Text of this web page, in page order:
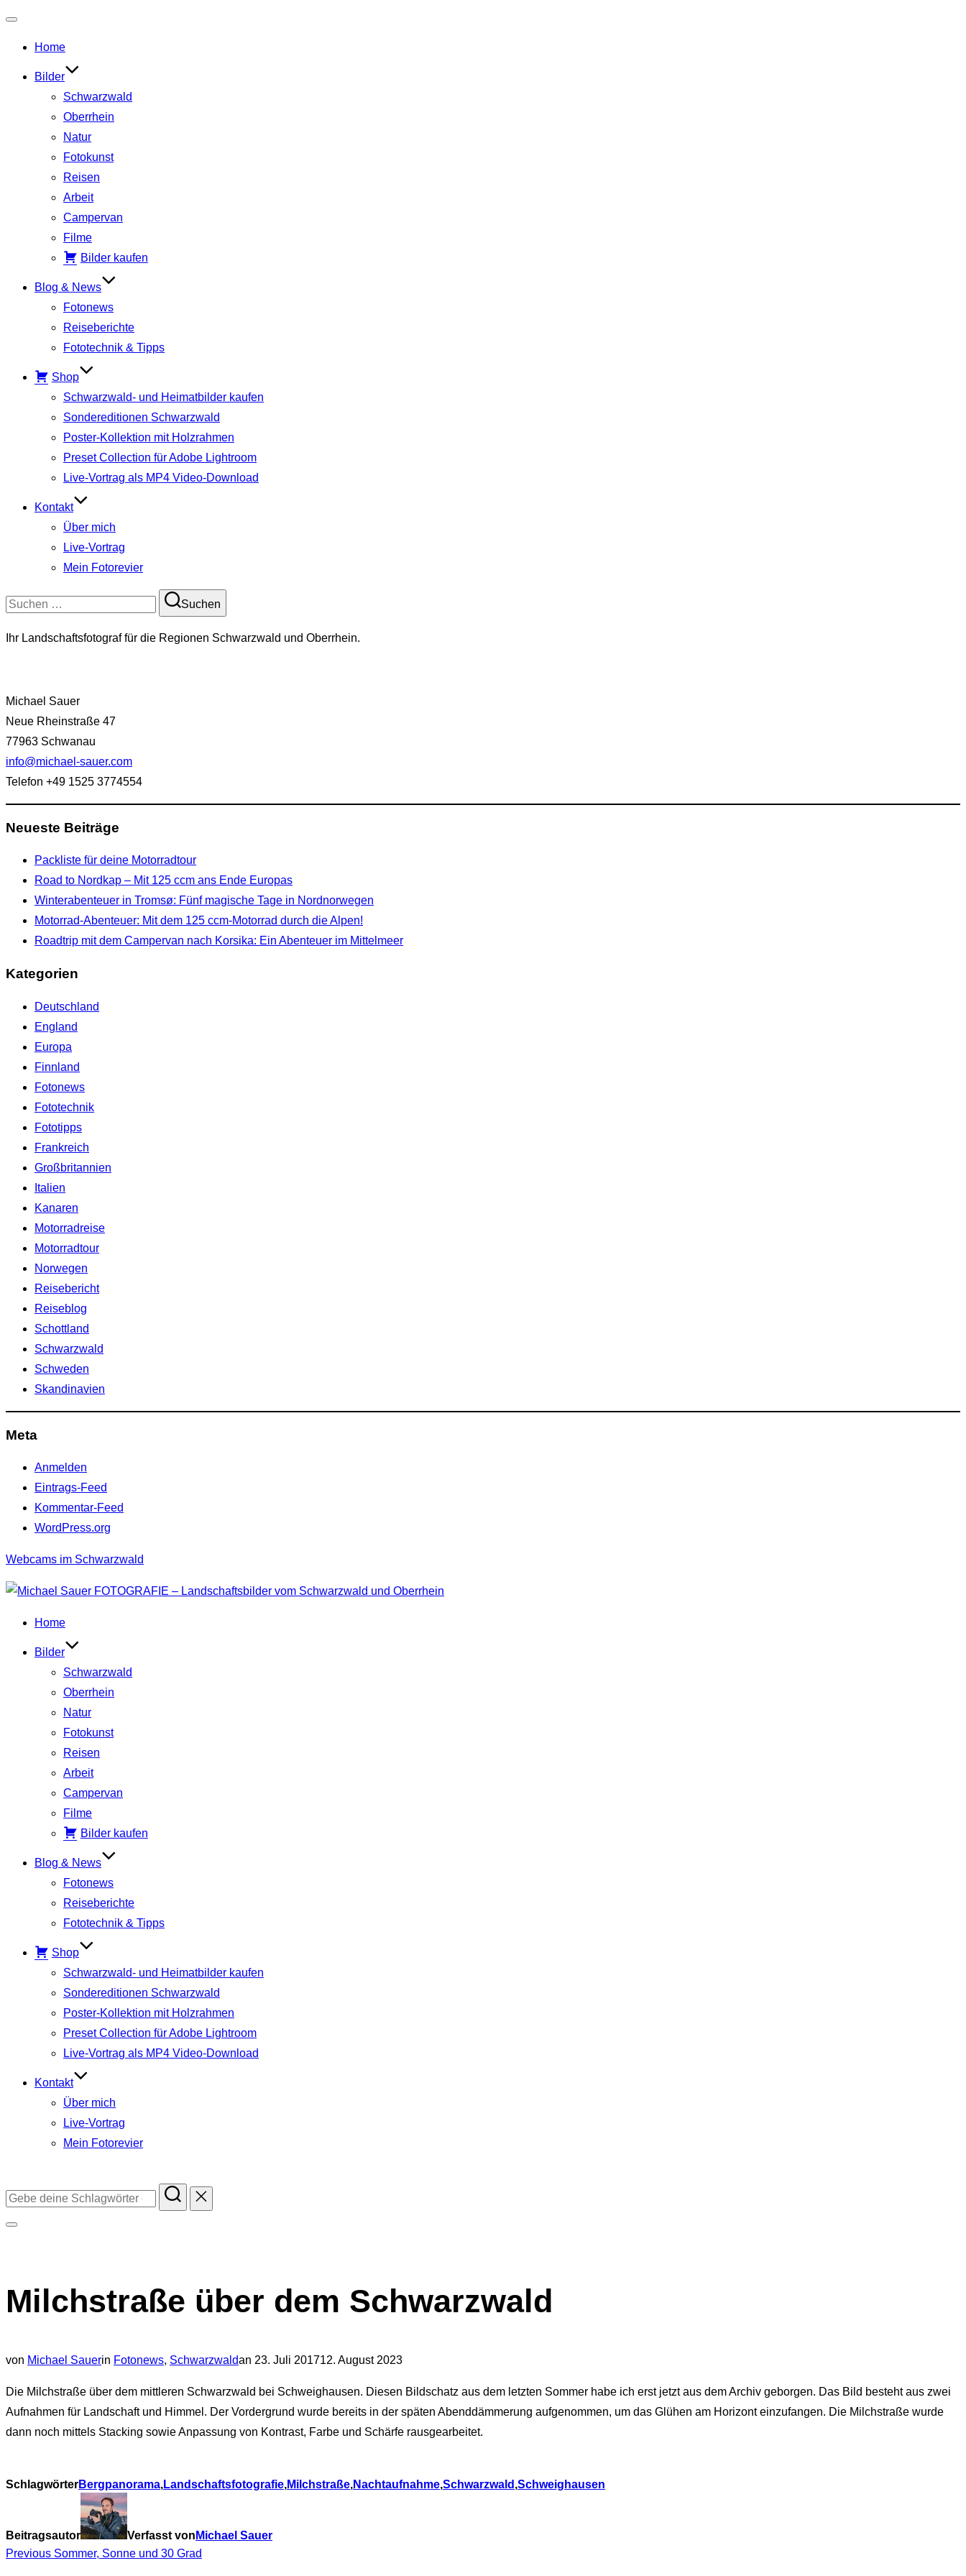
umschalten
Home
Bilder
Schwarzwald
Oberrhein
Natur
Fotokunst
Reisen
Arbeit
Campervan
Filme
Bilder kaufen
Blog & News
Fotonews
Reiseberichte
Fototechnik & Tipps
Shop
Schwarzwald- und Heimatbilder kaufen
Sondereditionen Schwarzwald
Poster-Kollektion mit Holzrahmen
Preset Collection für Adobe Lightroom
Live-Vortrag als MP4 Video-Download
Kontakt
Über mich
Live-Vortrag
Mein Fotorevier
Suchen
Suchen
Ihr Landschaftsfotograf für die Regionen Schwarzwald und Oberrhein.
Michael Sauer
Neue Rheinstraße 47
77963 Schwanau
info@michael-sauer.com
Telefon +49 1525 3774554
Neueste Beiträge
Packliste für deine Motorradtour
Road to Nordkap – Mit 125 ccm ans Ende Europas
Winterabenteuer in Tromsø: Fünf magische Tage in Nordnorwegen
Motorrad-Abenteuer: Mit dem 125 ccm-Motorrad durch die Alpen!
Roadtrip mit dem Campervan nach Korsika: Ein Abenteuer im Mittelmeer
Kategorien
Deutschland
England
Europa
Finnland
Fotonews
Fototechnik
Fototipps
Frankreich
Großbritannien
Italien
Kanaren
Motorradreise
Motorradtour
Norwegen
Reisebericht
Reiseblog
Schottland
Schwarzwald
Schweden
Skandinavien
Meta
Anmelden
Eintrags-Feed
Kommentar-Feed
WordPress.org
Webcams im Schwarzwald
Zum
springen
Home
Bilder
Schwarzwald
Oberrhein
Natur
Fotokunst
Reisen
Arbeit
Campervan
Filme
Bilder kaufen
Blog & News
Fotonews
Reiseberichte
Fototechnik & Tipps
Shop
Schwarzwald- und Heimatbilder kaufen
Sondereditionen Schwarzwald
Poster-Kollektion mit Holzrahmen
Preset Collection für Adobe Lightroom
Live-Vortrag als MP4 Video-Download
Kontakt
Über mich
Live-Vortrag
Mein Fotorevier
Suchen
umschalten
Milchstraße über dem Schwarzwald
von Michael Sauerin Fotonews, Schwarzwaldan Veröffentlicht
23. Juli 201712. August 2023
Die Milchstraße über dem mittleren Schwarzwald bei Schweighausen. Diesen Bildschatz aus dem letzten Sommer habe ich erst jetzt aus dem Archiv geborgen. Das Bild besteht aus zwei
Aufnahmen für Landschaft und Himmel. Der Vordergrund wurde bereits in der späten Abenddämmerung aufgenommen, um das Glühen am Horizont einzufangen. Die Milchstraße wurde
dann noch mittels Stacking sowie Anpassung von Kontrast, Farbe und Schärfe rausgearbeitet.
SchlagwörterBergpanorama,Landschaftsfotografie,Milchstraße,Nachtaufnahme,Schwarzwald ,Schweighausen
Beitragsautor Verfasst von Michael Sauer
Beitragsnavigation
Previous
Previous Sommer, Sonne und 30 Grad